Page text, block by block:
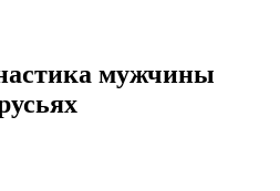
мужчины